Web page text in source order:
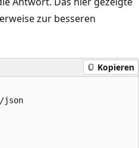
zur besseren
Kopieren
json